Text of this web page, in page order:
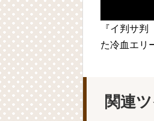
『イ判サ
た冷血エリ
関連